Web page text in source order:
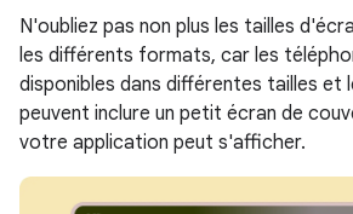
N'oubliez pas non plus les tailles
les différents formats, car les
disponibles dans différentes tailles et
peuvent inclure un petit écran de
votre application peut s'afficher.